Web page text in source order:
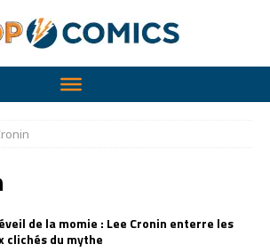
de la momie : Lee Cronin enterre les
clichés du mythe